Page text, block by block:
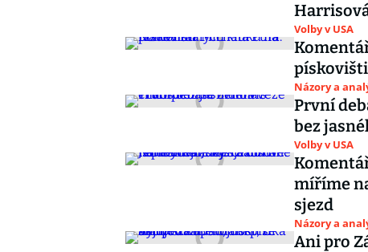
Volby v USA
pískovišti
Názory a
První
bez
Volby v USA
míříme
sjezd
Názory a
Ani pro